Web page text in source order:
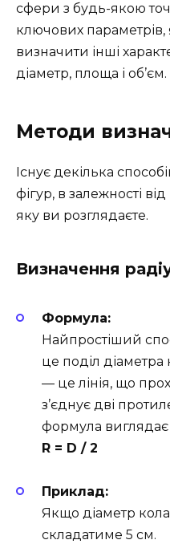
сфери з будь-якою
ключових
визначити інші
діаметр, площа і об’єм.
Методи
Існує декілька
фігур, в залежності
яку ви розглядаєте.
Визначення
Формула:
Найпростіший
це поділ діаметра
— це лінія, що
з’єднує дві
формула
R = D / 2
Приклад:
Якщо діаметр
складатиме 5 см.